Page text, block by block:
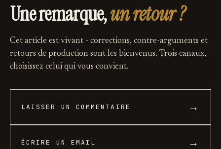
Une remarque,un retour ?
Cet article est vivant - corrections, contre-arguments et
retours de production sont les bienvenus. Trois canaux,
choisissez celui qui vous convient.
LAISSER UN COMMENTAIRE →
ÉCRIRE UN EMAIL →